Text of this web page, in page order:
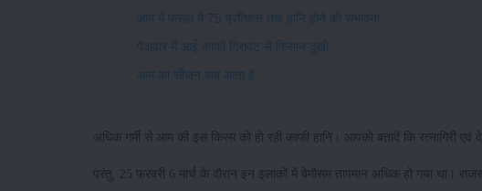
आम में फसल में 75 प्रतिशत तक हानि होने की संभावना
पैदावार में आई काफी गिरावट से किसान दुखी
आम का सीजन कब आता है
अधिक गर्मी से आम की इस किस्म को हो रही काफी हानि। आपको बतादें कि रत्नागिरी
परंतु, 25 फरवरी 6 मार्च के दौरान इन इलाकों में बेमौसम तापमान अधिक हो गया था।